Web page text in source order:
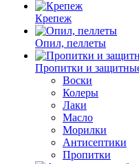
Крепеж
Опил, пеллеты
Пропитки и
Воски
Колеры
Лаки
Масло
Морилки
Антисептики
Пропитки